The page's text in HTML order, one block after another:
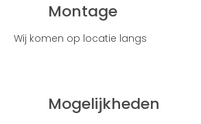
Montage
Wij komen op locatie langs
Mogelijkheden